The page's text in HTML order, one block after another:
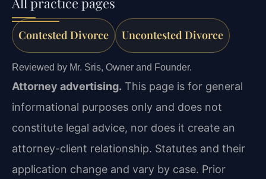
Contested Divorce Uncontested Divorce
Reviewed by Mr. Sris, Owner and Founder.
Attorney advertising. This page is for general
informational purposes only and does not
constitute legal advice, nor does it create an
attorney-client relationship. Statutes and their
application change and vary by case. Prior